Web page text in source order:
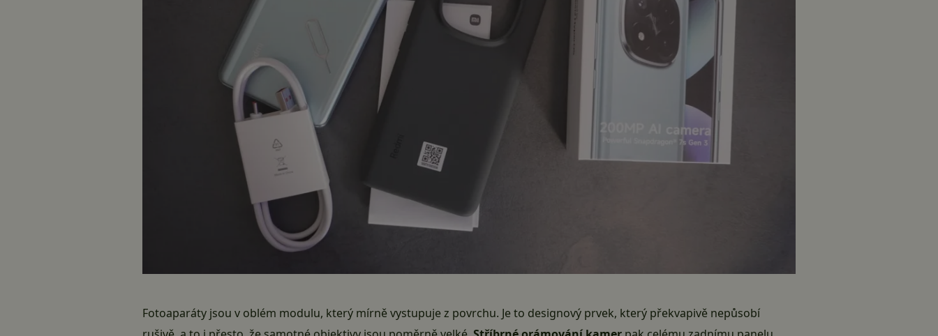
Fotoaparáty jsou v oblém modulu, který mírně vystupuje z povrchu. Je to designový prvek, který překvapivě nepůsobí